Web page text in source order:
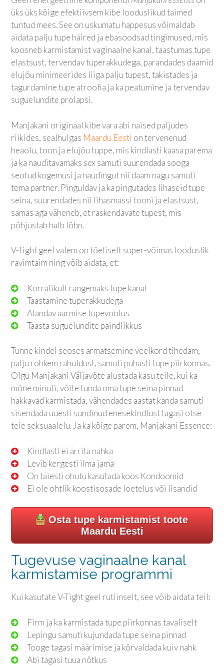
üks üks kõige efektiivsem kibe looduslikud taimed
tuntud mees. See on uskumatu happesus võimaldab
aidata palju tupe häired ja ebasoodsad tingimused, mis
koosneb karmistamist vaginaalne kanal, taastumas tupe
elastsust, tervendav tuperakkudega, parandades daamid
elujõu minimeerides liiga palju tupest, takistades ja
tagurdamine tupe atroofia ja ka peatumine ja tervendav
suguelundite prolapsi.
Manjakani originaal kibe vara abi naised paljudes
riikides, sealhulgas Maardu Eesti on tervenenud
heaolu, toon ja elujõu tuppe, mis kindlasti kaasa parema
ja ka nauditavamaks sex samuti suurendada sooga
seotud kogemusi ja naudingut nii daam nagu samuti
tema partner. Pinguldav ja ka pingutades lihaseid tupe
seina, suurendades nii lihasmassi tooni ja elastsust,
samas aga väheneb, et raskendavate tupest, mis
põhjustab halb lõhn.
V-Tight geel valem on tõeliselt super-võimas looduslik
ravimtaim ning võib aidata, et:
Korralikult rangemaks tupe kanal
Taastamine tuperakkudega
Alandav äärmise tupevoolus
Taasta suguelundite paindlikkus
Tunne kindel seoses armatsemine veelkord tihedam,
palju rohkem rahuldust, samuti puhasti tupe piirkonnas.
Olgu Manjakani Väljavõte alustada kasu teile, kui ka
mõne minuti, võite tunda oma tupe seina pinnad
hakkavad karmistada, vähendades aastat kanda samuti
sisendada uuesti sündinud enesekindlust tagasi otse
teie seksuaalelu. Ja ka kõige parem, Manjakani Essence:
Kindlasti ei ärrita nahka
Levib kergesti ilma jama
On täiesti ohutu kasutada koos Kondoomid
Ei ole ohtlik koostisosade loetelus või lisandid
Osta tupe karmistamist toote
Maardu Eesti
Tugevuse vaginaalne kanal
karmistamise programmi
Kui kasutate V-Tight geel rutiinselt, see võib aidata teil:
Firm ja ka karmistada tupe piirkonnas tavaliselt
Lepingu samuti kujundada tupe seina pinnad
Tooge tagasi määrimise ja kõrvaldada kuiv nahk
Abi tagasi tuua nõtkus